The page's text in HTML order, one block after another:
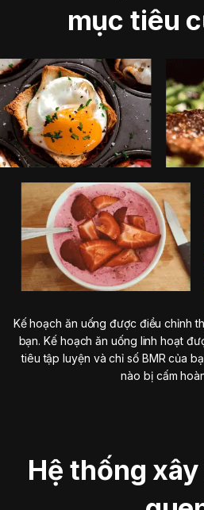
mục tiêu
Kế hoạch ăn uống được điều chỉnh
bạn. Kế hoạch ăn uống linh hoạt
tiêu tập luyện và chỉ số BMR của
nào bị cấm
Hệ thống